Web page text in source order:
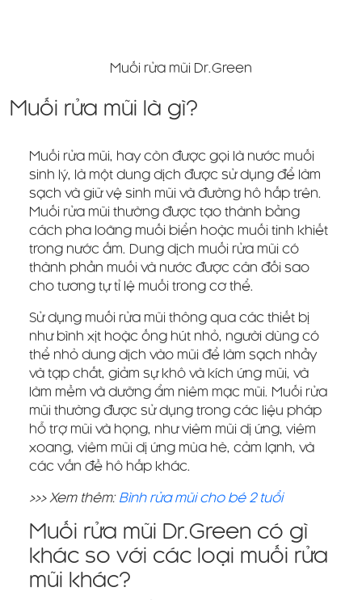
Muối rửa mũi Dr.Green
Muối rửa mũi là gì?
Muối rửa mũi, hay còn được gọi là nước muối
sinh lý, là một dung dịch được sử dụng để làm
sạch và giữ vệ sinh mũi và đường hô hấp trên.
Muối rửa mũi thường được tạo thành bằng
cách pha loãng muối biển hoặc muối tinh khiết
trong nước ấm. Dung dịch muối rửa mũi có
thành phần muối và nước được cân đối sao
cho tương tự tỉ lệ muối trong cơ thể.
Sử dụng muối rửa mũi thông qua các thiết bị
như bình xịt hoặc ống hút nhỏ, người dùng có
thể nhỏ dung dịch vào mũi để làm sạch nhầy
và tạp chất, giảm sự khô và kích ứng mũi, và
làm mềm và dưỡng ẩm niêm mạc mũi. Muối rửa
mũi thường được sử dụng trong các liệu pháp
hỗ trợ mũi và họng, như viêm mũi dị ứng, viêm
xoang, viêm mũi dị ứng mùa hè, cảm lạnh, và
các vấn đề hô hấp khác.
>>> Xem thêm: Bình rửa mũi cho bé 2 tuổi
Muối rửa mũi Dr.Green có gì
khác so với các loại muối rửa
mũi khác?